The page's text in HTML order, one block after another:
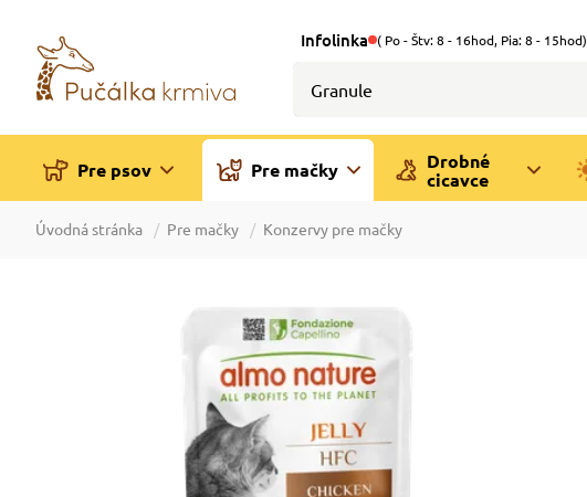
Infolinka ( Po - Štv: 8 - 16hod, Pia: 8 - 15hod)
Pre psov Pre mačky
Drobné
cicavce
Úvodná stránka Pre mačky Konzervy pre mačky